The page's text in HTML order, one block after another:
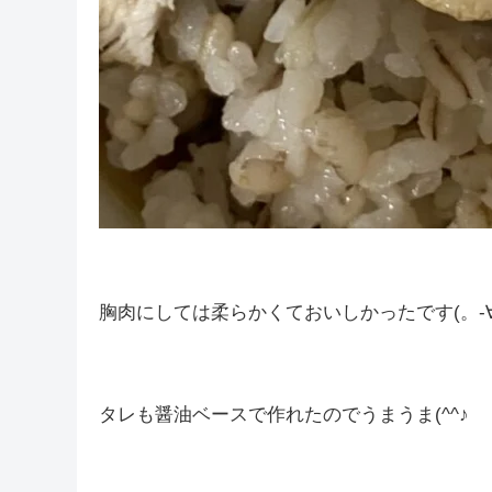
胸肉にしては柔らかくておいしかったです(。-
タレも醤油ベースで作れたのでうまうま(^^♪